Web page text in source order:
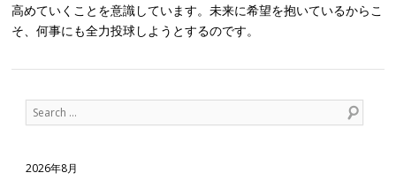
高めていくことを意識しています。未来に希望を抱いているからこ
そ、何事にも全力投球しようとするのです。
Search
2026年8月